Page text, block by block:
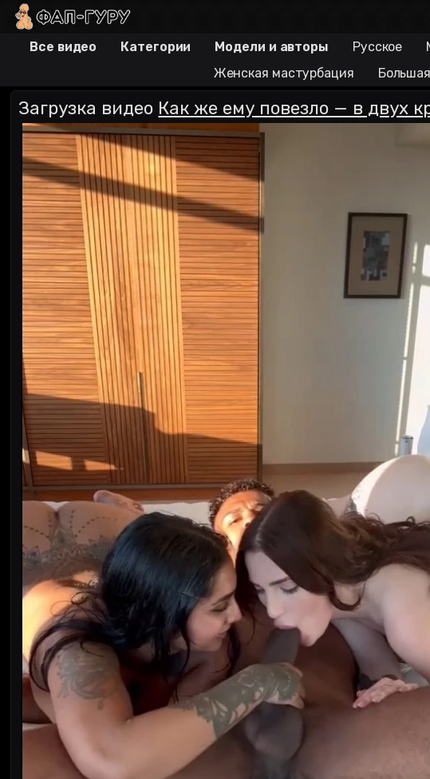
Все видео Категории Модели и авторы Русское
Женская мастурбация
Загрузка видео Как же ему повезло — в двух